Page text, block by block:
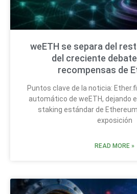
weETH se separa del
del creciente
recompensas de
Puntos clave de la noticia:
automático de weETH, dejando
staking estándar de
exposición
READ MORE »